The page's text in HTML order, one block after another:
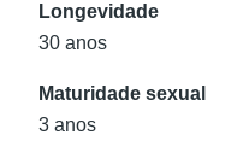
Longevidade
30 anos
Maturidade sexual
3 anos